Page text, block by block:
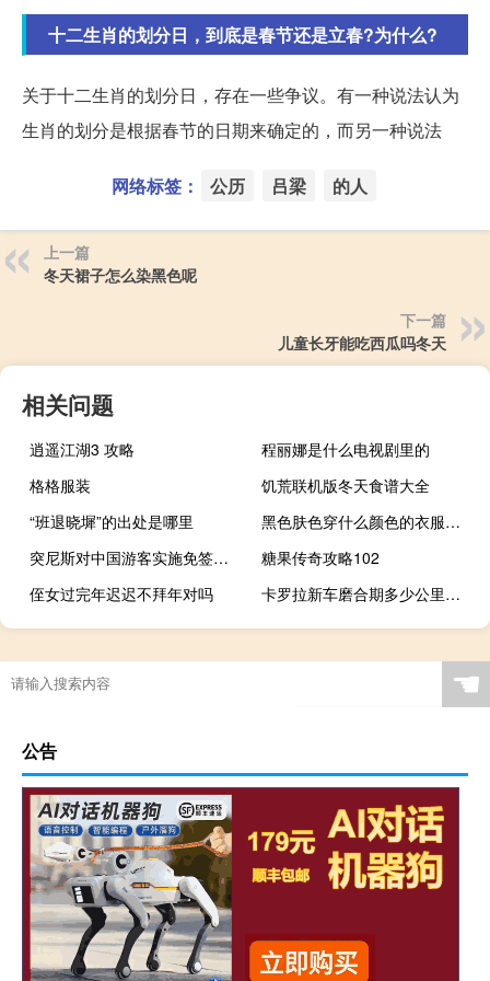
十二生肖的划分日，到底是春节还是立春?为什么?
关于十二生肖的划分日，存在一些争议。有一种说法认为
生肖的划分是根据春节的日期来确定的，而另一种说法
网络标签： 公历 吕梁 的人
上一篇
冬天裙子怎么染黑色呢
下一篇
儿童长牙能吃西瓜吗冬天
相关问题
逍遥江湖3 攻略
程丽娜是什么电视剧里的
格格服装
饥荒联机版冬天食谱大全
“班退晓墀”的出处是哪里
黑色肤色穿什么颜色的衣服显白
突尼斯对中国游客实施免签入境政策
糖果传奇攻略102
侄女过完年迟迟不拜年对吗
卡罗拉新车磨合期多少公里（新车磨合期多少公里）
☚
公告